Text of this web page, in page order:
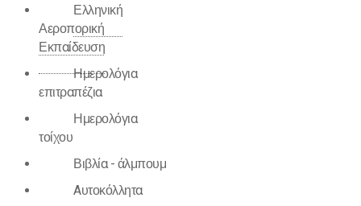
Ελληνική
Αεροπορική
Εκπαίδευση
Ημερολόγια
επιτραπέζια
Ημερολόγια
τοίχου
Βιβλία - άλμπουμ
Aυτοκόλλητα